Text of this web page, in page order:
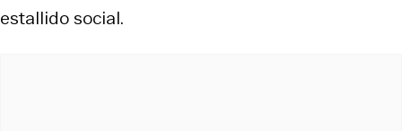
estallido social.